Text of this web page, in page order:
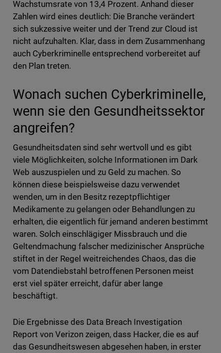
Wachstumsrate von 13,4 Prozent. Anhand dieser
Zahlen wird eines deutlich: Die Branche verändert
sich sukzessive weiter und der Trend zur Cloud ist
nicht aufzuhalten. Klar, dass in dem Zusammenhang
auch Cyberkriminelle entsprechend vorbereitet auf
den Plan treten.
Wonach suchen Cyberkriminelle,
wenn sie den Gesundheitssektor
angreifen?
Gesundheitsdaten sind sehr wertvoll und es gibt
viele Möglichkeiten, solche Informationen im Dark
Web auszuspielen und zu Geld zu machen. So
können diese beispielsweise dazu verwendet
wenden, um in den Besitz rezeptpflichtiger
Medikamente zu gelangen oder Behandlungen zu
erhalten, die eigentlich für jemand anderen bestimmt
waren. Solch einschlägiger Missbrauch und die
Geltendmachung falscher medizinischer Ansprüche
stiftet in der Regel weitreichendes Chaos, das die
vom Datendiebstahl betroffenen Personen meist
erst viel später erreicht, dafür aber lange
beschäftigt.
Die Ergebnisse des Data Breach Investigation
Report von Verizon zeigen, dass Hacker, die es auf
das Gesundheitswesen abgesehen haben, in erster